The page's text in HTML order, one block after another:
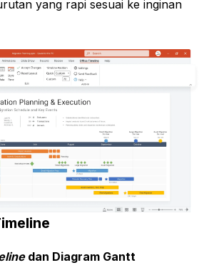
yang rapi sesuai ke inginan
dan Diagram Gantt